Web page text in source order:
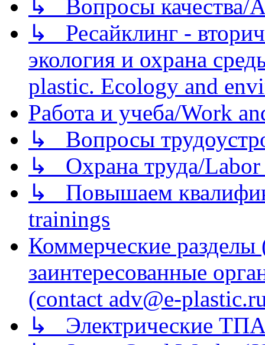
↳ Вопросы качества/
↳ Ресайклинг -
экология и охрана
plastic. Ecology and
Работа и учеба/Work
↳ Вопросы
↳ Охрана труда/Labor
↳ Повышаем
trainings
Коммерческие
заинтересованные
(contact adv@e-
↳ Электрические